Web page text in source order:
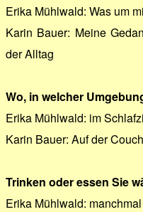
Erika Mühlwald: Was um
Karin Bauer: Meine
der Alltag
Wo, in welcher
Erika Mühlwald: im
Karin Bauer: Auf der
Trinken oder essen Sie
Erika Mühlwald: